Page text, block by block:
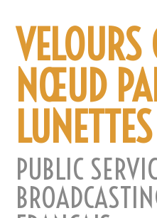
VELOURS
NŒUD
LUNETTES
PUBLIC